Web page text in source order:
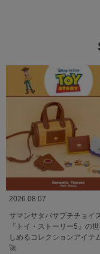
2026.08.07
サマンサタバサプチチョイ
『トイ・ストーリー5』の
しめるコレクションアイテ
🚀